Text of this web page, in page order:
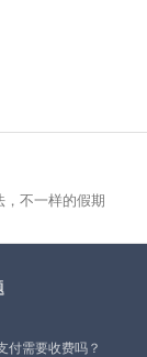
，不一样的假期
付需要收费吗？